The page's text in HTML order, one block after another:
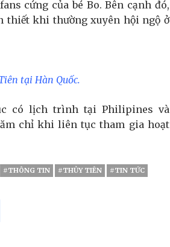
cứng của bé Bo. Bên cạnh đó,
thiết khi thường xuyên hội ngộ ở
tại Hàn Quốc.
có lịch trình tại Philipines và
chỉ khi liên tục tham gia hoạt
#THÔNG TIN #THỦY TIÊN #TIN TỨC